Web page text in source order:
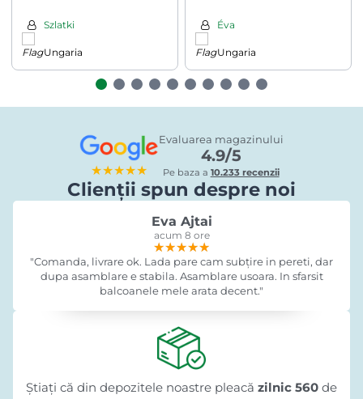
Szlatki
Ungaria
Éva
Ungaria
★★★★★
Evaluarea magazinului
4.9/5
Pe baza a 10.233 recenzii
Clienții spun despre noi
Eva Ajtai
acum 8 ore
★★★★★
★★★★★
★★★★★
"Comanda, livrare ok. Lada pare cam subțire in pereti, dar
dupa asamblare e stabila. Asamblare usoara. In sfarsit
balcoanele mele arata decent."
Știați că din depozitele noastre pleacă zilnic 560 de